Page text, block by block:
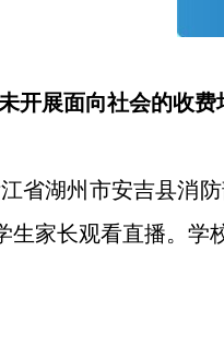
开展面向社会的收费
省湖州市安吉县消
生家长观看直播。学